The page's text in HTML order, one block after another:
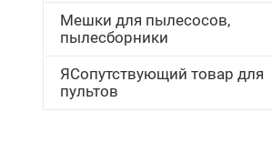
Мешки для пылесосов,
пылесборники
ЯСопутствующий товар для
пультов